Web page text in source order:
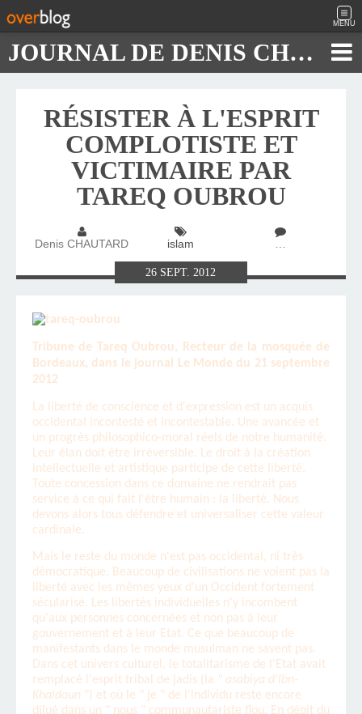
MENU
JOURNAL DE DENIS CHAUTARD
RÉSISTER À L'ESPRIT
COMPLOTISTE ET
VICTIMAIRE PAR
TAREQ OUBROU
Denis CHAUTARD islam …
26 SEPT.2012
Tribune de Tareq Oubrou, Recteur de la mosquée de
Bordeaux, dans le journal Le Monde du 21 septembre
2012
La liberté de conscience et d'expression est un acquis
occidental incontesté et incontestable. Une avancée et
un progrès philosophico-moral réels de notre humanité.
Leur élan doit être irréversible. Le droit à la création
intellectuelle et artistique participe de cette liberté.
Toute concession dans ce domaine ne rendrait pas
service à ce qui fait l'être humain : la liberté. Nous
devons alors tous défendre et universaliser cette valeur
cardinale.
Mais le reste du monde n'est pas occidental, ni très
démocratique. Beaucoup de civilisations ne voient pas la
liberté avec les mêmes yeux d'un Occident fortement
sécularisé. Les libertés individuelles n'y incombent
qu'aux personnes concernées et non pas à leur
gouvernement et à leur Etat. Ce que beaucoup de
manifestants dans le monde musulman ne savent pas.
Dans cet univers culturel, le totalitarisme de l'Etat avait
remplacé l'esprit tribal de jadis (la " asabiya d'Ibn-
Khaldoun ") et où le " je " de l'individu reste encore
dilué dans un " nous " communautariste flou. En dépit du